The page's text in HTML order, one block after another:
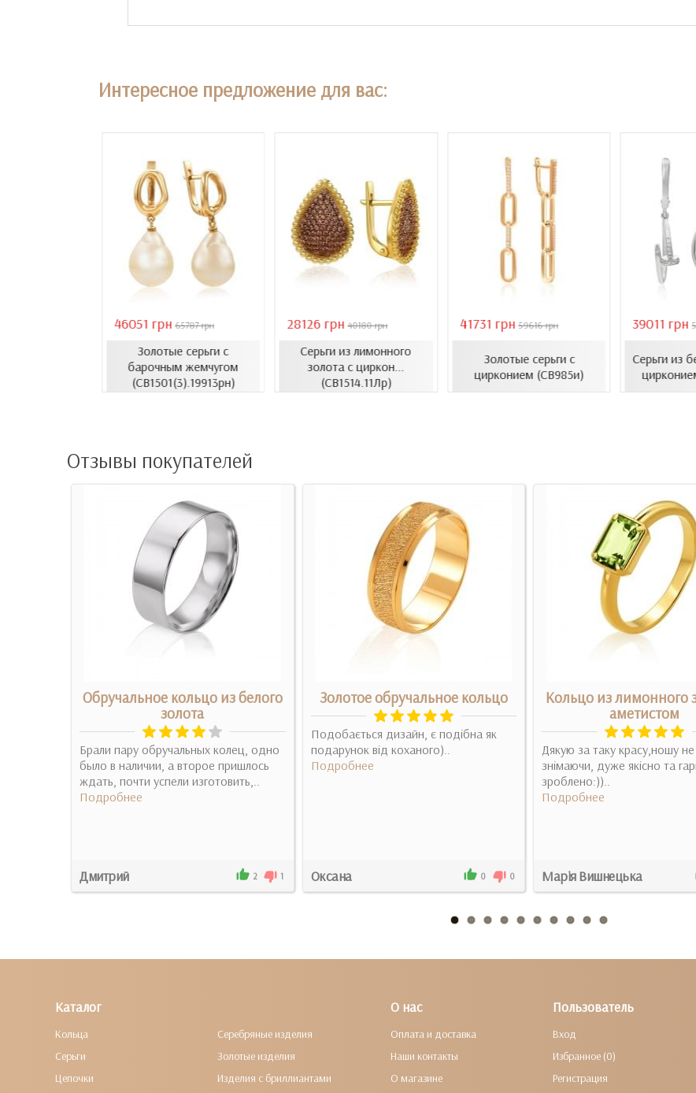
Интересное предложение для вас:
46051 грн 65787 грн
Золотые серьги с
барочным жемчугом
(СВ1501(3).19913рн)
28126 грн 40180 грн
Серьги из лимонного
золота с циркон...
(СВ1514.11Лр)
41731 грн 59616 грн
Золотые серьги с
цирконием (СВ985и)
39011 грн
Серьги из
Отзывы покупателей
Обручальное кольцо из белого
золота
Брали пару обручальных колец, одно
было в наличии, а второе пришлось
ждать, почти успели изготовить,..
Подробнее
Дмитрий 2 1
Золотое обручальное кольцо
Подобається дизайн, є подібна як
подарунок від коханого)..
Подробнее
Оксана 0 0
Кольцо из лимонного
аметистом
Дякую за таку красу,ношу не
знімаючи, дуже якісно та
зроблено:))..
Подробнее
Марія Вишнецька
Каталог
Кольца
Серьги
Цепочки
Серебряные изделия
Золотые изделия
Изделия с бриллиантами
О нас
Оплата и доставка
Наши контакты
О магазине
Пользователь
Вход
Избранное (0)
Регистрация